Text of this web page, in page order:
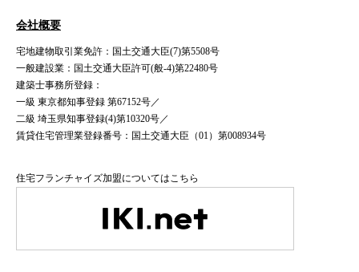
会社概要
宅地建物取引業免許：国土交通大臣(7)第5508号
一般建設業：国土交通大臣許可(般-4)第22480号
建築士事務所登録：
一級 東京都知事登録 第67152号／
二級 埼玉県知事登録(4)第10320号／
賃貸住宅管理業登録番号：国土交通大臣（01）第008934号
住宅フランチャイズ加盟についてはこちら